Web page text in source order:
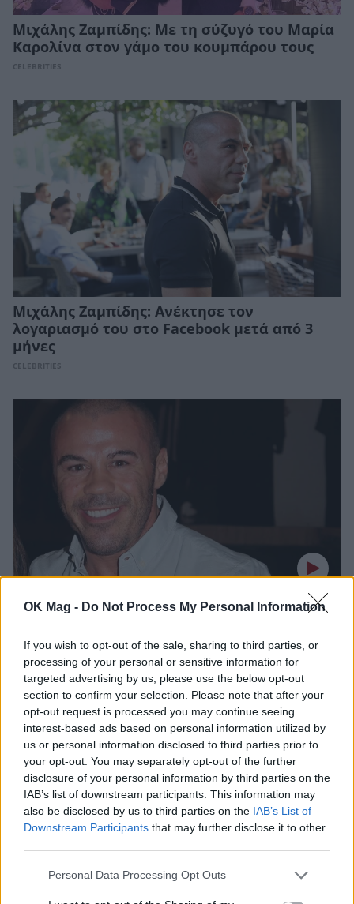
OK Mag - Do Not Process My Personal Information
If you wish to opt-out of the sale, sharing to third parties, or
processing of your personal or sensitive information for
targeted advertising by us, please use the below opt-out
section to confirm your selection. Please note that after your
opt-out request is processed you may continue seeing
interest-based ads based on personal information utilized by
us or personal information disclosed to third parties prior to
your opt-out. You may separately opt-out of the further
disclosure of your personal information by third parties on the
IAB’s list of downstream participants. This information may
also be disclosed by us to third parties on the IAB’s List of
Downstream Participants that may further disclose it to other
Personal Data Processing Opt Outs
Μιχάλης Ζαμπίδης: Με τη σύζυγό του Μαρία
Καρολίνα στον γάμο του κουμπάρου τους
CELEBRITIES
Μιχάλης Ζαμπίδης: Ανέκτησε τον
λογαριασμό του στο Facebook μετά από 3
μήνες
CELEBRITIES
Μιχάλης Ζαμπίδης: «Στα 18,5 αγωνιζόμουν
Αυστραλία, έπαιξα με τον Μπάρι Νέζιφ»
CELEBRITIES